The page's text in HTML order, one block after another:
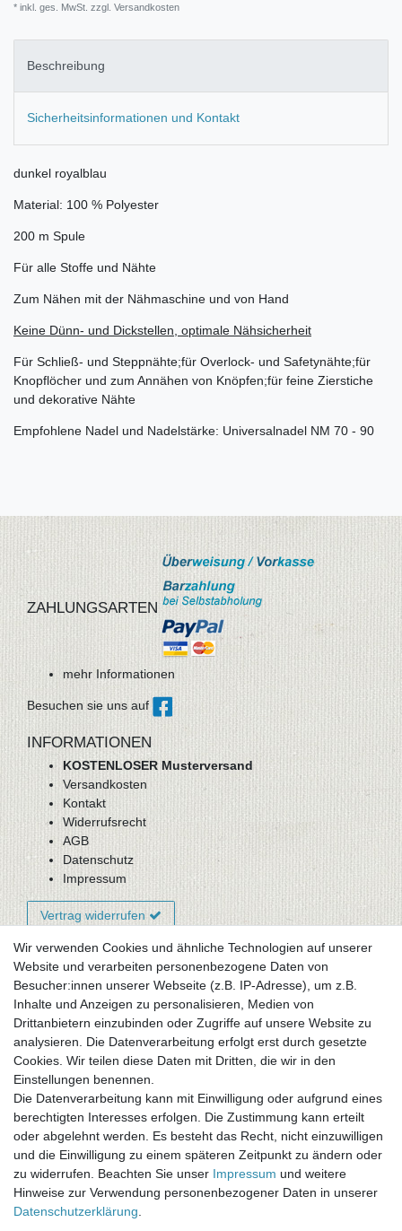
* inkl. ges. MwSt. zzgl. Versandkosten
Beschreibung
Sicherheitsinformationen und Kontakt
dunkel royalblau
Material: 100 % Polyester
200 m Spule
Für alle Stoffe und Nähte
Zum Nähen mit der Nähmaschine und von Hand
Keine Dünn- und Dickstellen, optimale Nähsicherheit
Für Schließ- und Steppnähte;für Overlock- und Safetynähte;für
Knopflöcher und zum Annähen von Knöpfen;für feine Zierstiche
und dekorative Nähte
Empfohlene Nadel und Nadelstärke: Universalnadel NM 70 - 90
ZAHLUNGSARTEN
mehr Informationen
Besuchen sie uns auf
INFORMATIONEN
KOSTENLOSER Musterversand
Versandkosten
Kontakt
Widerrufsrecht
AGB
Datenschutz
Impressum
Vertrag widerrufen
Newsletter-Anmeldung
FAQ / Fragen
Mein Warenkorb
Mein Merkzettel
Mein Konto
UNSER LADENGESCHÄFT
Gottlieb-Daimler-Str. 10
33334 Gütersloh
ÖFFNUNGSZEITEN
Montag - Dienstag: 8.00 - 18.00 Uhr, Mittwoch Ruhetag,
Donnerstag: 8.00 - 18.00 Uhr, Freitag 8.00 - 14.00 Uhr
Wir verwenden Cookies und ähnliche Technologien auf unserer
Website und verarbeiten personenbezogene Daten von
Besucher:innen unserer Webseite (z.B. IP-Adresse), um z.B.
Inhalte und Anzeigen zu personalisieren, Medien von
Drittanbietern einzubinden oder Zugriffe auf unsere Website zu
analysieren. Die Datenverarbeitung erfolgt erst durch gesetzte
Cookies. Wir teilen diese Daten mit Dritten, die wir in den
Einstellungen benennen.
Die Datenverarbeitung kann mit Einwilligung oder aufgrund eines
berechtigten Interesses erfolgen. Die Zustimmung kann erteilt
oder abgelehnt werden. Es besteht das Recht, nicht einzuwilligen
und die Einwilligung zu einem späteren Zeitpunkt zu ändern oder
zu widerrufen. Beachten Sie unser Impressum und weitere
Hinweise zur Verwendung personenbezogener Daten in unserer
Daten­schutz­erklärung